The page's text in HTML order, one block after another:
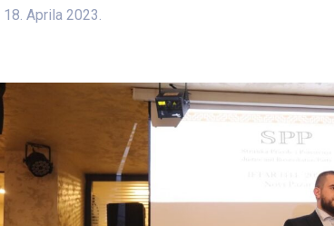
18. Aprila 2023.